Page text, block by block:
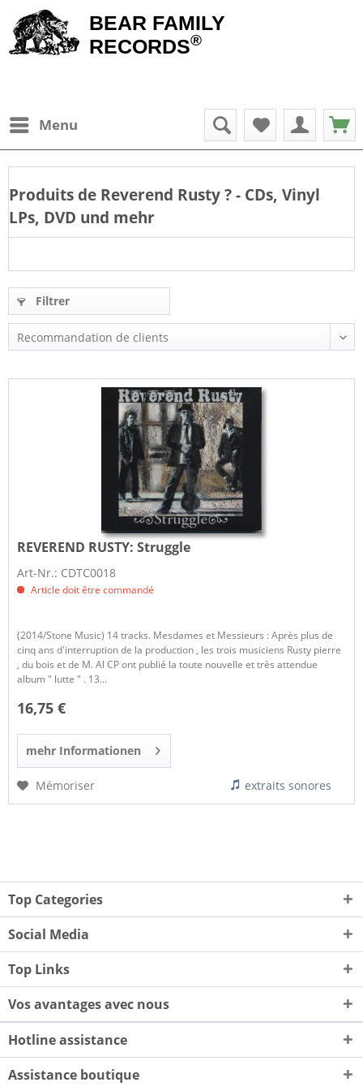
BEAR FAMILY
RECORDS®
Menu
Produits de Reverend Rusty? - CDs, Vinyl
LPs, DVD und mehr
Filtrer
REVEREND RUSTY:Struggle
Art-Nr.: CDTC0018
Article doit être commandé
(2014/Stone Music) 14 tracks. Mesdames et Messieurs : Après plus de
cinq ans d'interruption de la production , les trois musiciens Rusty pierre
, du bois et de M. Al CP ont publié la toute nouvelle et très attendue
album " lutte " . 13...
16,75 €
mehr Informationen
Mémoriser extraits sonores
Top Categories
Social Media
Top Links
Vos avantages avec nous
Hotline assistance
Assistance boutique